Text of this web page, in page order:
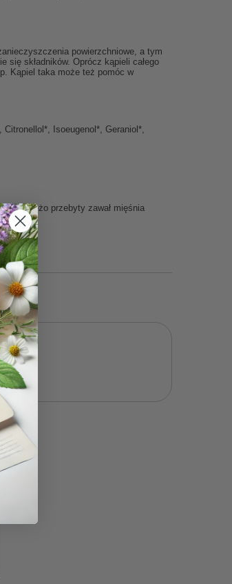
powierzchniowe, a tym
się składników. Oprócz kąpieli całego
Kąpiel taka może też pomóc w
Isoeugenol*, Geraniol*,
świeżo przebyty zawał mięśnia